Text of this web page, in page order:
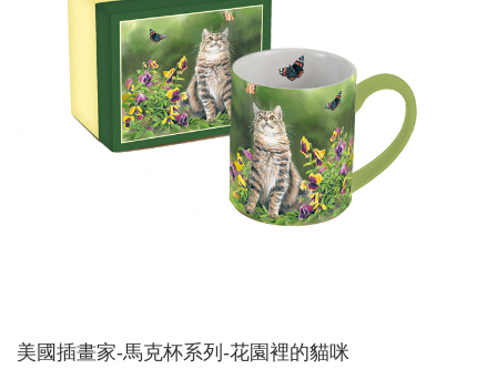
美國插畫家-馬克杯系列-花園裡的貓咪